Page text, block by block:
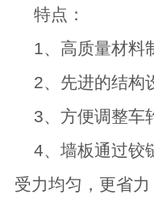
特点：
1、高质量材料
2、先进的结构
3、方便调整车
4、墙板通过铰
受力均匀，更省